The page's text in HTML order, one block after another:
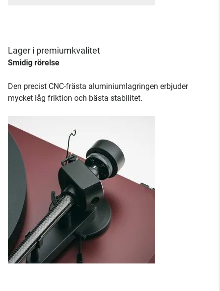
Lager i premiumkvalitet
Smidig rörelse
Den precist CNC-frästa aluminiumlagringen erbjuder
mycket låg friktion och bästa stabilitet.